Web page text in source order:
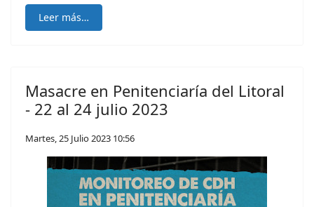
Leer más…
Masacre en Penitenciaría del Litoral
- 22 al 24 julio 2023
Martes, 25 Julio 2023 10:56